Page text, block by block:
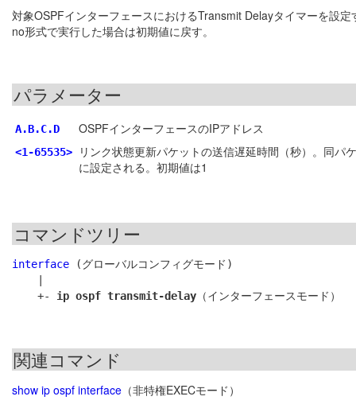
対象OSPFインターフェースにおけるTransmit Delayタイマーを設定
no形式で実行した場合は初期値に戻す。
パラメーター
A.B.C.D OSPFインターフェースのIPアドレス
<1-65535>
リンク状態更新パケットの送信遅延時間（秒）。同
に設定される。初期値は1
コマンドツリー
interface (グローバルコンフィグモード)
    +-
ip ospf transmit-delay
関連コマンド
show ip ospf interface （非特権EXECモード）